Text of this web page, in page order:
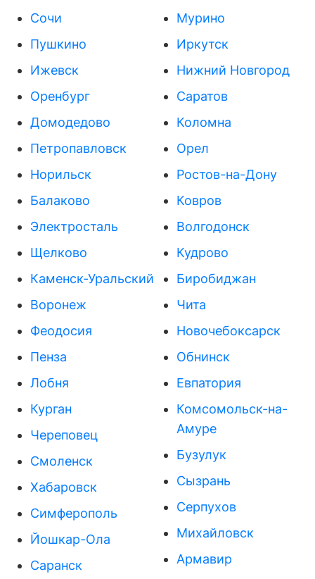
Сочи
Пушкино
Ижевск
Оренбург
Домодедово
Петропавловск
Норильск
Балаково
Электросталь
Щелково
Каменск-Уральский
Воронеж
Феодосия
Пенза
Лобня
Курган
Череповец
Смоленск
Хабаровск
Симферополь
Йошкар-Ола
Саранск
Мурино
Иркутск
Нижний Новгород
Саратов
Коломна
Орел
Ростов-на-Дону
Ковров
Волгодонск
Кудрово
Биробиджан
Чита
Новочебоксарск
Обнинск
Евпатория
Комсомольск-на-
Амуре
Бузулук
Сызрань
Серпухов
Михайловск
Армавир